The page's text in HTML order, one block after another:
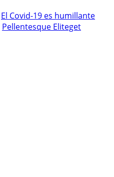
El Covid-19 es humillante
Pellentesque Eliteget